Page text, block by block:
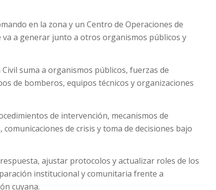
en la zona y un Centro de Operaciones de
va a generar junto a otros organismos públicos y
suma a organismos públicos, fuerzas de
de bomberos, equipos técnicos y organizaciones
de intervención, mecanismos de
de crisis y toma de decisiones bajo
ajustar protocolos y actualizar roles de los
institucional y comunitaria frente a
cuyana.